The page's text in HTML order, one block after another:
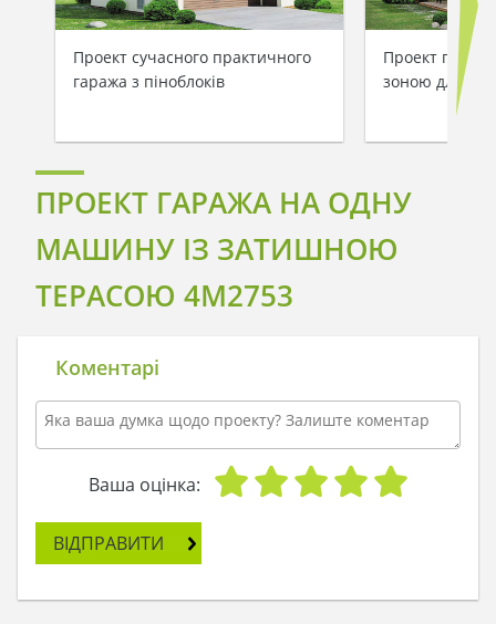
Проект сучасного практичного
гаража з піноблоків
Проект
зоною для
ПРОЕКТ ГАРАЖА НА ОДНУ
МАШИНУ ІЗ ЗАТИШНОЮ
ТЕРАСОЮ 4M2753
Коментарі
Ваша оцінка:
ВІДПРАВИТИ